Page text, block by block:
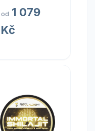
237 ml
od 1 079
Kč